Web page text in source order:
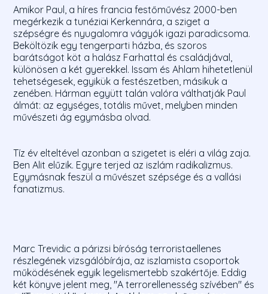
Amikor Paul, a híres francia festőművész 2000-ben
megérkezik a tunéziai Kerkennára, a sziget a
szépségre és nyugalomra vágyók igazi paradicsoma.
Beköltözik egy tengerparti házba, és szoros
barátságot köt a halász Farhattal és családjával,
különösen a két gyerekkel. Issam és Ahlam hihetetlenül
tehetségesek, egyikük a festészetben, másikuk a
zenében. Hárman együtt talán valóra válthatják Paul
álmát: az egységes, totális művet, melyben minden
művészeti ág egymásba olvad.
Tíz év elteltével azonban a szigetet is eléri a világ zaja.
Ben Alit elűzik. Egyre terjed az iszlám radikalizmus.
Egymásnak feszül a művészet szépsége és a vallási
fanatizmus.
Marc Trevidic a párizsi bíróság terroristaellenes
részlegének vizsgálóbírája, az iszlamista csoportok
működésének egyik legelismertebb szakértője. Eddig
két könyve jelent meg, "A terrorellenesség szívében" és